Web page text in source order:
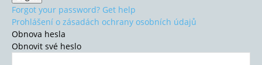
Forgot your password? Get help
Prohlášení o zásadách ochrany osobních údajů
Obnova hesla
Obnovit své heslo